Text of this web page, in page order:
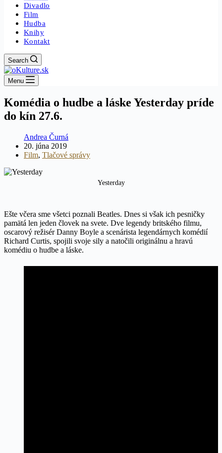
Divadlo
Film
Hudba
Knihy
Kontakt
Search
Menu
Komédia o hudbe a láske Yesterday príde
do kín 27.6.
Andrea Čurná
20. júna 2019
Film, Tlačové správy
Yesterday
Ešte včera sme všetci poznali Beatles. Dnes si však ich pesničky
pamätá len jeden človek na svete. Dve legendy britského filmu,
oscarový režisér Danny Boyle a scenárista legendárnych komédií
Richard Curtis, spojili svoje sily a natočili originálnu a hravú
komédiu o hudbe a láske.